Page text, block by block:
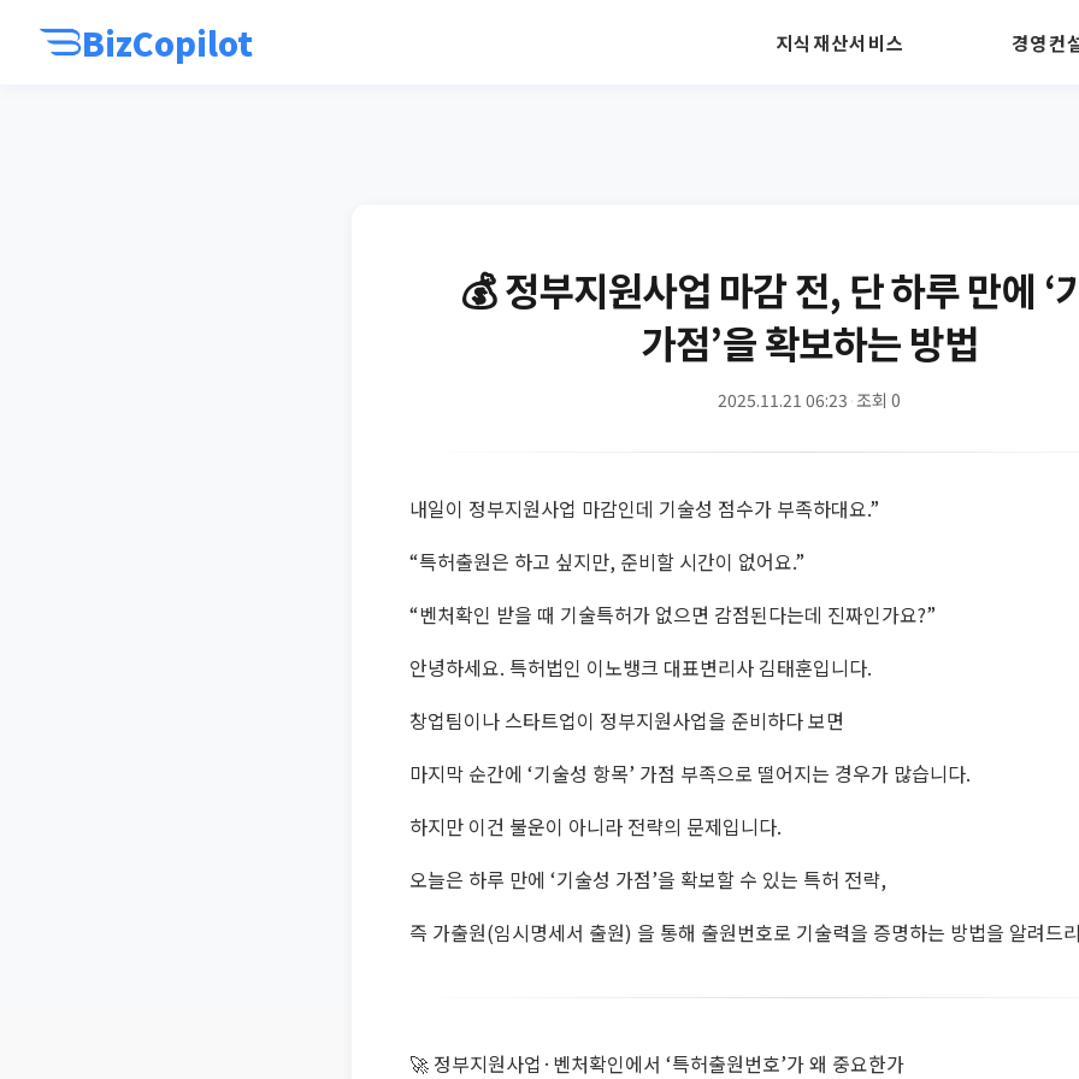
BizCopilot 지식재산서비스 경영컨
💰 정부지원사업 마감 전, 단 하루 만에 ‘
가점’을 확보하는 방법
2025.11.21 06:23 ·조회 0
내일이 정부지원사업 마감인데 기술성 점수가 부족하대요.”
“특허출원은 하고 싶지만, 준비할 시간이 없어요.”
“벤처확인 받을 때 기술특허가 없으면 감점된다는데 진짜인가요?”
안녕하세요. 특허법인 이노뱅크 대표변리사 김태훈입니다.
창업팀이나 스타트업이 정부지원사업을 준비하다 보면
마지막 순간에 ‘기술성 항목’ 가점 부족으로 떨어지는 경우가 많습니다.
하지만 이건 불운이 아니라 전략의 문제입니다.
오늘은 하루 만에 ‘기술성 가점’을 확보할 수 있는 특허 전략,
즉 가출원(임시명세서 출원) 을 통해 출원번호로 기술력을 증명하는 방법을 알려드
🚀 정부지원사업·벤처확인에서 ‘특허출원번호’가 왜 중요한가